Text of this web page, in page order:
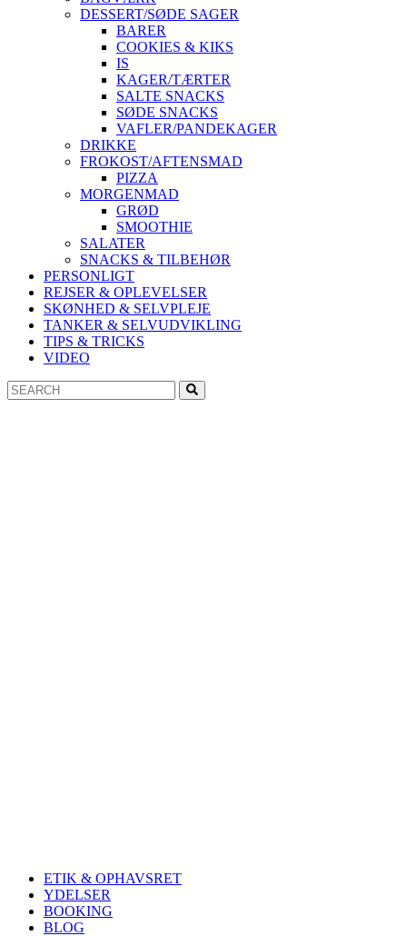
DESSERT/SØDE SAGER
BARER
COOKIES & KIKS
IS
KAGER/TÆRTER
SALTE SNACKS
SØDE SNACKS
VAFLER/PANDEKAGER
DRIKKE
FROKOST/AFTENSMAD
PIZZA
MORGENMAD
GRØD
SMOOTHIE
SALATER
SNACKS & TILBEHØR
PERSONLIGT
REJSER & OPLEVELSER
SKØNHED & SELVPLEJE
TANKER & SELVUDVIKLING
TIPS & TRICKS
VIDEO
Search
for:
ETIK & OPHAVSRET
YDELSER
BOOKING
BLOG